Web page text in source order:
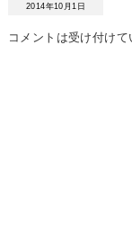
2014年10月1日
コメントは受け付け